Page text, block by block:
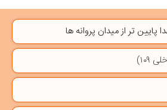
پایین تر از میدان پروانه ها